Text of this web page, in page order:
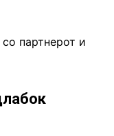
партнерот и